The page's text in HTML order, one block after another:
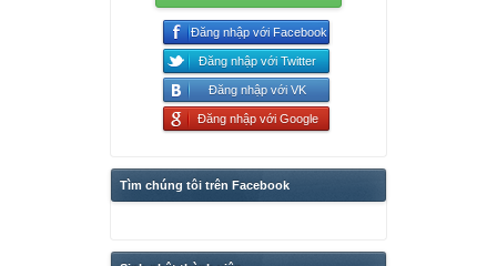
Đăng nhập với Facebook
Đăng nhập với Twitter
Đăng nhập với VK
Đăng nhập với Google
Tìm chúng tôi trên Facebook